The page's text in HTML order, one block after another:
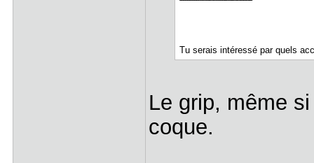
Tu serais intéressé par quels
Le grip, même
coque.